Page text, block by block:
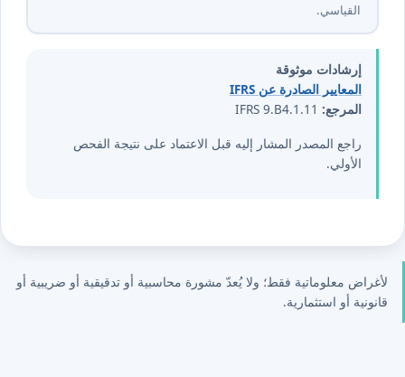
القياسي.
إرشادات موثوقة
المعايير الصادرة عن IFRS
المرجع:
راجع المصدر المشار إليه قبل الاعتماد على نتيجة الفحص
الأولي.
لأغراض معلوماتية فقط؛ ولا يُعدّ مشورة محاسبية أو تدقيقية أو ضريبية أو
قانونية أو استثمارية.